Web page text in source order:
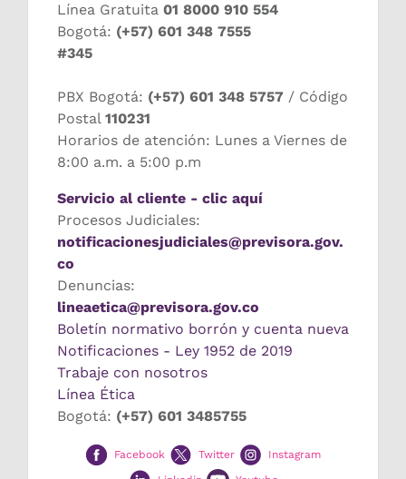
Línea Gratuita 01 8000 910 554
Bogotá: (+57) 601 348 7555
#345
PBX Bogotá: (+57) 601 348 5757 / Código
Postal 110231
Horarios de atención: Lunes a Viernes de
8:00 a.m. a 5:00 p.m
Servicio al cliente - clic aquí
Procesos Judiciales:
notificacionesjudiciales@previsora.gov.
co
Denuncias:
lineaetica@previsora.gov.co
Boletín normativo borrón y cuenta nueva
Notificaciones - Ley 1952 de 2019
Trabaje con nosotros
Línea Ética
Bogotá: (+57) 601 3485755
Facebook Twitter
Instagram